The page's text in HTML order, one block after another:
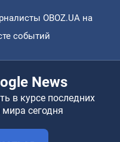
OBOZ.UA на
событий
News
в курсе последних
сегодня